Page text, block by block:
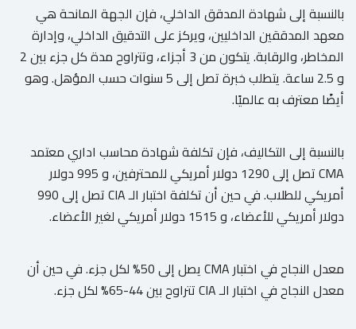
بالنسبة إلى شهادة المدقق الداخلي، فإن الجهة المانحة هي
معهد المدققين الداخليين، ويركز على التدقيق الداخلي، وإدارة
المخاطر، والرقابة. يتكون من 3 أجزاء، وتتراوح مدة كل جزء بين 2
و 2.5 ساعة. يتطلب خبرة تصل إلى 5 سنوات حسب المؤهل. وهو
أيضًا معترف به عالميًا.
بالنسبة إلى التكاليف، فإن تكلفة شهادة محاسب اداري معتمد
CMA تصل إلى 1290 دولار أمريكي للمحترفين، و 995 دولار
أمريكي للطلاب. في حين أن تكلفة اختبار الـ CIA تصل إلى 990
دولار أمريكي للأعضاء، و 1515 دولار أمريكي لغير الأعضاء.
معدل النجاح في اختبار CMA يصل إلى 50% لكل جزء. في حين أن
معدل النجاح في اختبار الـ CIA تتراوح بين 44-65% لكل جزء.